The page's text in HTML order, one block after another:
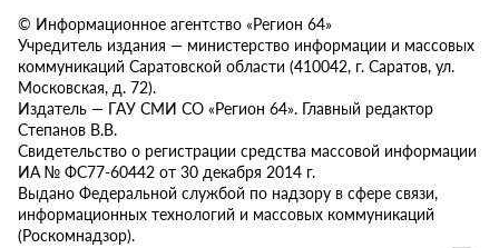
© Информационное агентство «Регион 64»
Учредитель издания — министерство информации и массовых
коммуникаций Саратовской области (410042, г. Саратов, ул.
Московская, д. 72).
Издатель — ГАУ СМИ СО «Регион 64». Главный редактор
Степанов В.В.
Свидетельство о регистрации средства массовой информации
ИА № ФС77-60442 от 30 декабря 2014 г.
Выдано Федеральной службой по надзору в сфере связи,
информационных технологий и массовых коммуникаций
(Роскомнадзор).